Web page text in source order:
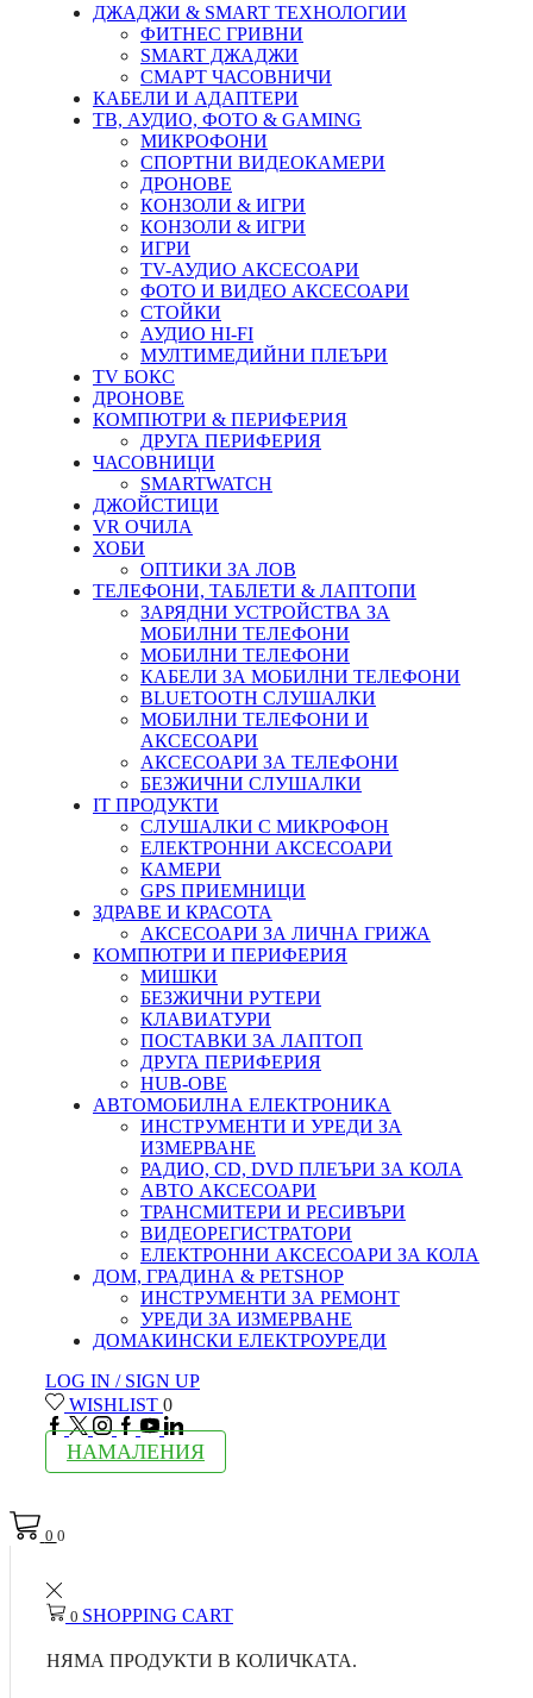
ДЖАДЖИ & SMART ТЕХНОЛОГИИ
ФИТНЕС ГРИВНИ
SMART ДЖАДЖИ
СМАРТ ЧАСОВНИЧИ
КАБЕЛИ И АДАПТЕРИ
ТВ, АУДИО, ФОТО & GAMING
МИКРОФОНИ
СПОРТНИ ВИДЕОКАМЕРИ
ДРОНОВЕ
КОНЗОЛИ & ИГРИ
КОНЗОЛИ & ИГРИ
ИГРИ
TV-АУДИО АКСЕСОАРИ
ФОТО И ВИДЕО АКСЕСОАРИ
СТОЙКИ
АУДИО HI-FI
МУЛТИМЕДИЙНИ ПЛЕЪРИ
TV БОКС
ДРОНОВЕ
КОМПЮТРИ & ПЕРИФЕРИЯ
ДРУГА ПЕРИФЕРИЯ
ЧАСОВНИЦИ
SMARTWATCH
ДЖОЙСТИЦИ
VR ОЧИЛА
ХОБИ
ОПТИКИ ЗА ЛОВ
ТЕЛЕФОНИ, ТАБЛЕТИ & ЛАПТОПИ
ЗАРЯДНИ УСТРОЙСТВА ЗА
МОБИЛНИ ТЕЛЕФОНИ
МОБИЛНИ ТЕЛЕФОНИ
КАБЕЛИ ЗА МОБИЛНИ ТЕЛЕФОНИ
BLUETOOTH СЛУШАЛКИ
МОБИЛНИ ТЕЛЕФОНИ И
АКСЕСОАРИ
АКСЕСОАРИ ЗА ТЕЛЕФОНИ
БЕЗЖИЧНИ СЛУШАЛКИ
IT ПРОДУКТИ
СЛУШАЛКИ С МИКРОФОН
ЕЛЕКТРОННИ АКСЕСОАРИ
КАМЕРИ
GPS ПРИЕМНИЦИ
ЗДРАВЕ И КРАСОТА
АКСЕСОАРИ ЗА ЛИЧНА ГРИЖА
КОМПЮТРИ И ПЕРИФЕРИЯ
МИШКИ
БЕЗЖИЧНИ РУТЕРИ
КЛАВИАТУРИ
ПОСТАВКИ ЗА ЛАПТОП
ДРУГА ПЕРИФЕРИЯ
HUB-ОВЕ
АВТОМОБИЛНА ЕЛЕКТРОНИКА
ИНСТРУМЕНТИ И УРЕДИ ЗА
ИЗМЕРВАНЕ
РАДИО, CD, DVD ПЛЕЪРИ ЗА КОЛА
АВТО АКСЕСОАРИ
ТРАНСМИТЕРИ И РЕСИВЪРИ
ВИДЕОРЕГИСТРАТОРИ
ЕЛЕКТРОННИ АКСЕСОАРИ ЗА КОЛА
ДОМ, ГРАДИНА & PETSHOP
ИНСТРУМЕНТИ ЗА РЕМОНТ
УРЕДИ ЗА ИЗМЕРВАНЕ
ДОМАКИНСКИ ЕЛЕКТРОУРЕДИ
LOG IN / SIGN UP
WISHLIST 0
FACEBOOK
TWITTER
INSTAGRAM
GOOGLE
PLUS
YOUTUBE
LINKEDIN
НАМАЛЕНИЯ
0 0
0 SHOPPING CART
НЯМА ПРОДУКТИ В КОЛИЧКАТА.